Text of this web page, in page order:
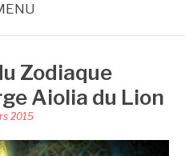
Zodiaque
Aiolia du Lion
2015